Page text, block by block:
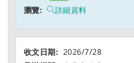
詳細資料
2026/7/28